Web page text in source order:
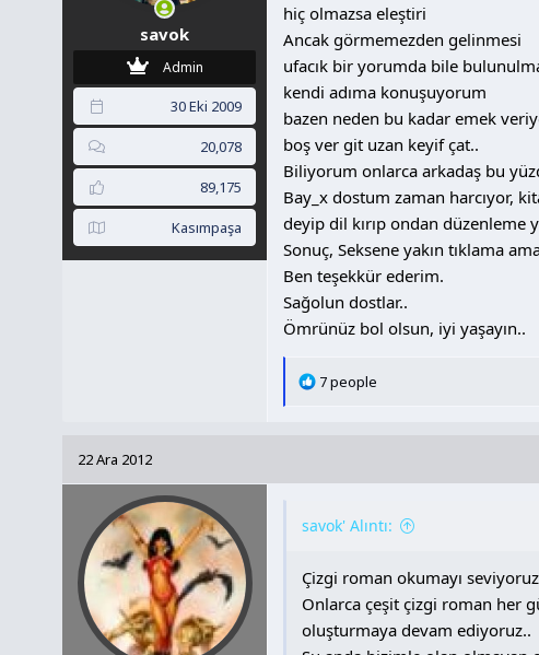
savok
Admin
30 Eki 2009
20,078
89,175
Kasımpaşa
hiç olmazsa eleştiri
Ancak görmemezden gelinmesi
ufacık bir yorumda bile
kendi adıma konuşuyorum
bazen neden bu kadar emek
boş ver git uzan keyif çat..
Biliyorum onlarca arkadaş bu
Bay_x dostum zaman harcıyor,
deyip dil kırıp ondan düzenleme
Sonuç, Seksene yakın tıklama
Ben teşekkür ederim.
Sağolun dostlar..
Ömrünüz bol olsun, iyi yaşayın..
T
l
r
7 people
22 Ara 2012
savok' Alıntı:
Çizgi roman okumayı
Onlarca çeşit çizgi roman her
oluşturmaya devam ediyoruz..